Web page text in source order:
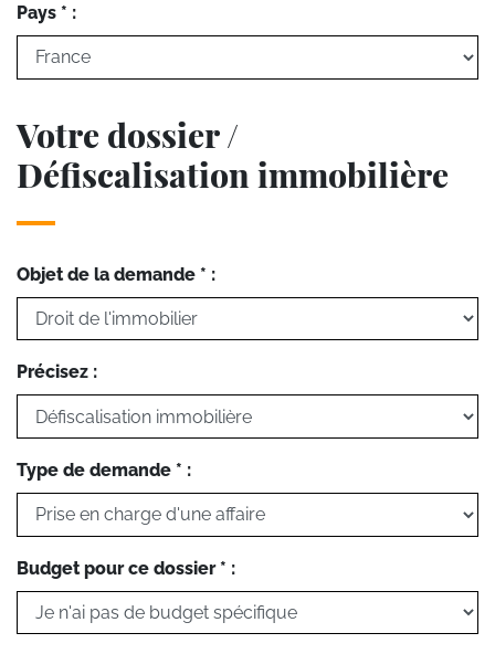
Pays * :
Votre dossier /
Défiscalisation immobilière
Objet de la demande * :
Précisez :
Type de demande * :
Budget pour ce dossier * :